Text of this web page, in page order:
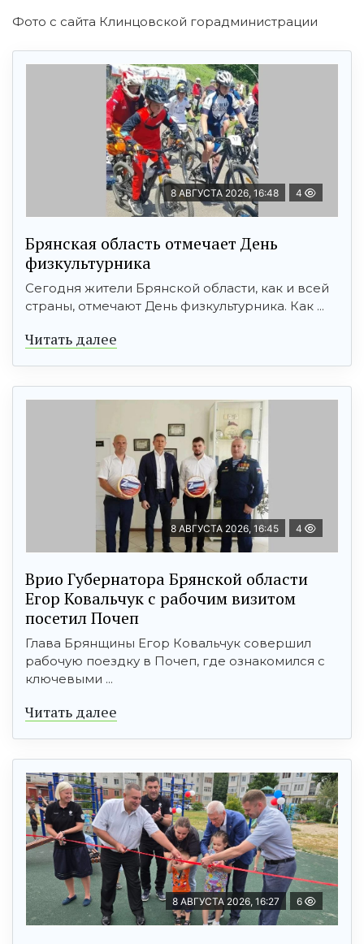
Фото с сайта Клинцовской горадминистрации
8 АВГУСТА 2026, 16:48 4
Брянская область отмечает День
физкультурника
Сегодня жители Брянской области, как и всей
страны, отмечают День физкультурника. Как ...
Читать далее
8 АВГУСТА 2026, 16:45 4
Врио Губернатора Брянской области
Егор Ковальчук с рабочим визитом
посетил Почеп
Глава Брянщины Егор Ковальчук совершил
рабочую поездку в Почеп, где ознакомился с
ключевыми ...
Читать далее
8 АВГУСТА 2026, 16:27 6